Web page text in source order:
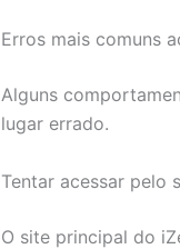
Erros mais comuns
Alguns
lugar errado.
Tentar acessar pelo
O site principal do